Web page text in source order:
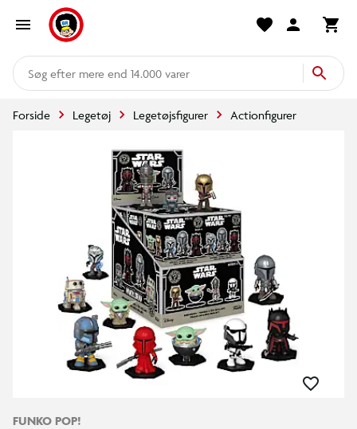
mere end 14.000 varer
Forside Legetøj Legetøjsfigurer Actionfigurer
FUNKO POP!